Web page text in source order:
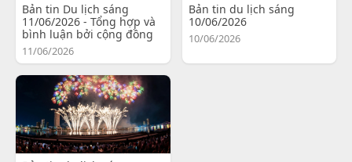
Bản tin Du lịch sáng
11/06/2026 - Tổng hợp và
bình luận bởi cộng đồng
11/06/2026
Bản tin du lịch sáng
10/06/2026
10/06/2026